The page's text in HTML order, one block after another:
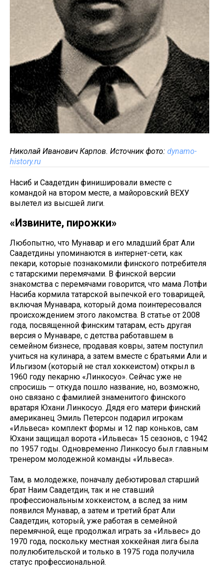
Николай Иванович Карпов. Источник фото: dynamo-
history.ru
Насиб и Саадетдин финишировали вместе с
командой на втором месте, а майоровский ВЕХУ
вылетел из высшей лиги.
«Извините, пирожки»
Любопытно, что Мунавар и его младший брат Али
Саадетдины упоминаются в интернет-сети, как
пекари, которые познакомили финского потребителя
с татарскими перемячами. В финской версии
знакомства с перемячами говорится, что мама Лотфи
Насиба кормила татарской выпечкой его товарищей,
включая Мунавара, который дома поинтересовался
происхождением этого лакомства. В статье от 2008
года, посвященной финским татарам, есть другая
версия о Мунаваре, с детства работавшем в
семейном бизнесе, продавая ковры, затем поступил
учиться на кулинара, а затем вместе с братьями Али и
Ильгизом (который не стал хоккеистом) открыл в
1960 году пекарню «Линкосуо». Сейчас уже не
спросишь — откуда пошло название, но, возможно,
оно связано с фамилией знаменитого финского
вратаря Юхани Линкосуо. Дядя его матери финский
американец Эмиль Петерсон подарил игрокам
«Ильвеса» комплект формы и 12 пар коньков, сам
Юхани защищал ворота «Ильвеса» 15 сезонов, с 1942
по 1957 годы. Одновременно Линкосуо был главным
тренером молодежной команды «Ильвеса».
Там, в молодежке, поначалу дебютировал старший
брат Наим Саадетдин, так и не ставший
профессиональным хоккеистом, а вслед за ним
появился Мунавар, а затем и третий брат Али
Саадетдин, который, уже работая в семейной
перемячной, еще продолжал играть за «Ильвес» до
1970 года, поскольку местная хоккейная лига была
полулюбительской и только в 1975 года получила
статус профессиональной.